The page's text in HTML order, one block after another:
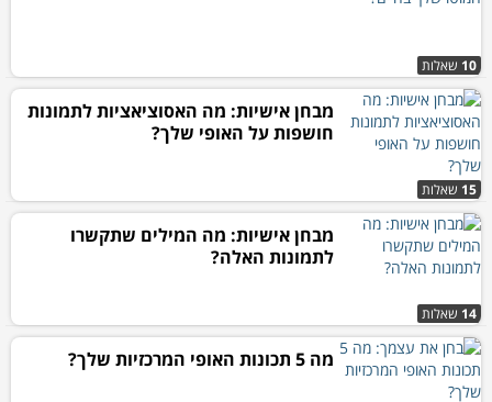
10 שאלות
15 שאלות
מבחן אישיות: מה האסוציאציות לתמונות
חושפות על האופי שלך?
14 שאלות
מבחן אישיות: מה המילים שתקשרו
לתמונות האלה?
מה 5 תכונות האופי המרכזיות שלך?